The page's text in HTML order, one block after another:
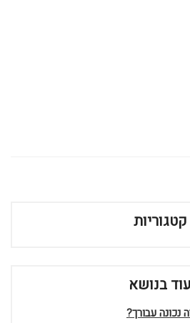
קטגוריות
עוד בנושא
נכונה עבורך?